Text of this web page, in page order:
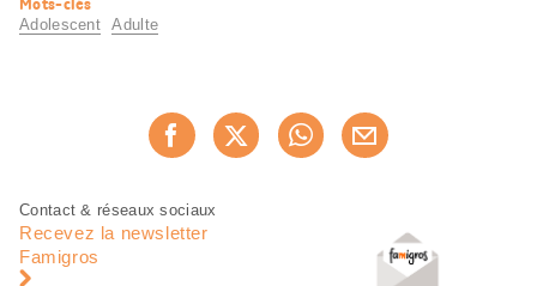
utiles
Adolescent Adulte
Recommander maintenant
Pied
page
Navigation
pied
Contact & réseaux sociaux
Recevez la newsletter
Famigros